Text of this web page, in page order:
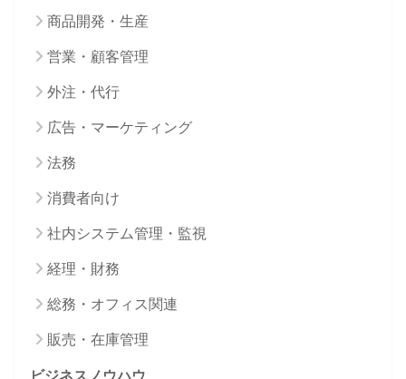
商品開発・生産
営業・顧客管理
外注・代行
広告・マーケティング
法務
消費者向け
社内システム管理・監視
経理・財務
総務・オフィス関連
販売・在庫管理
ビジネスノウハウ